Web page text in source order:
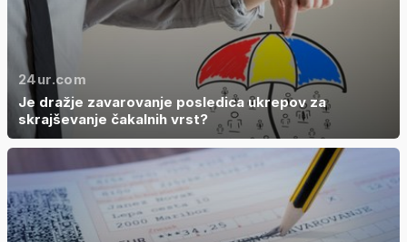
24ur.com
Je dražje zavarovanje posledica ukrepov za
skrajševanje čakalnih vrst?